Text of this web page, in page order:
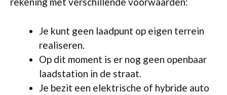
Je kunt geen laadpunt op eigen terrein
realiseren.
Op dit moment is er nog geen openbaar
laadstation in de straat.
Je bezit een elektrische of hybride auto